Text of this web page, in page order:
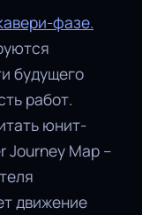
фазе.
будущего
работ.
юнит-
Journey Map –
движение